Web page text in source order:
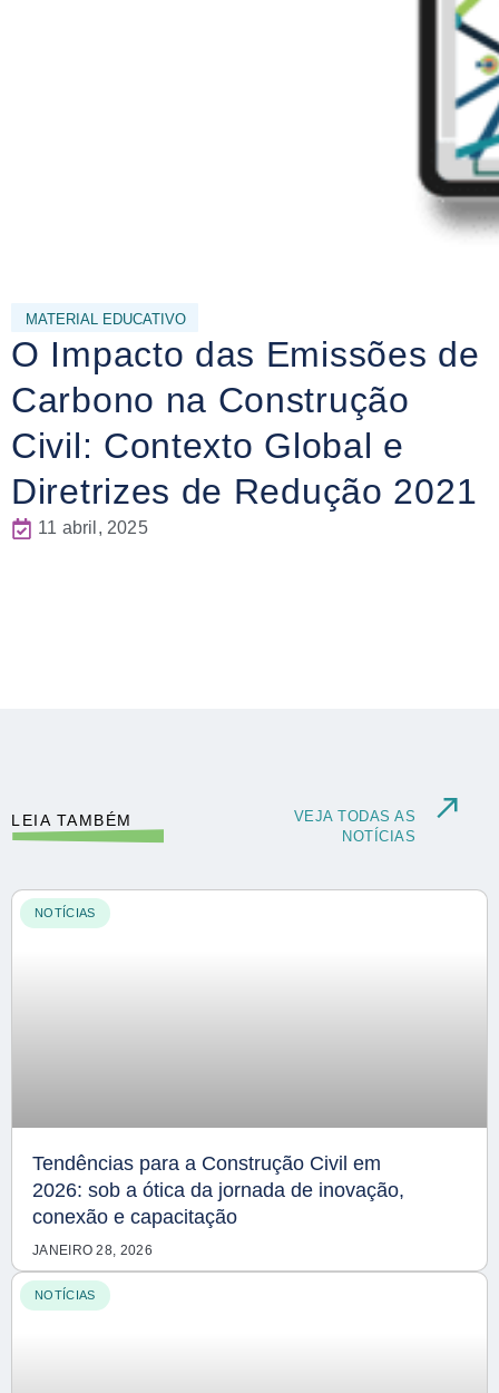
MATERIAL EDUCATIVO
O Impacto das Emissões de
Carbono na Construção
Civil: Contexto Global e
Diretrizes de Redução 2021
11 abril, 2025
LEIA TAMBÉM
VEJA TODAS AS
NOTÍCIAS
NOTÍCIAS
Tendências para a Construção Civil em
2026: sob a ótica da jornada de inovação,
conexão e capacitação
JANEIRO 28, 2026
NOTÍCIAS